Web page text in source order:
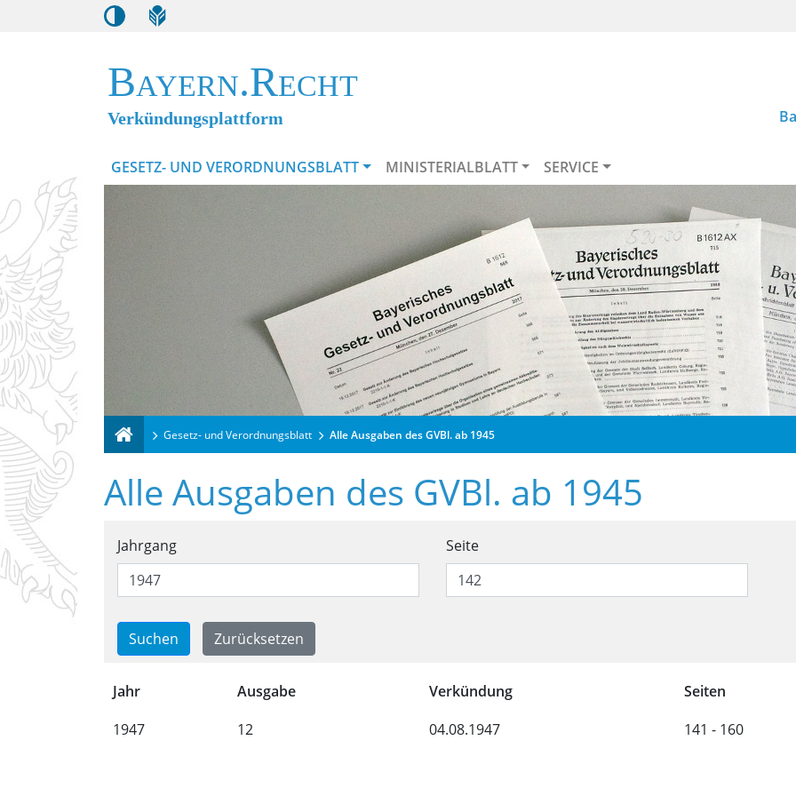
Bayern.Recht
Verkündungsplattform
GESETZ- UND VERORDNUNGSBLATT MINISTERIALBLATT SERVICE
Gesetz- und Verordnungsblatt Alle Ausgaben des GVBl. ab 1945
Alle Ausgaben des GVBl. ab 1945
Suchformular für alle Ausgaben des GVBl. ab 1945
Jahrgang Seite
Trefferliste für alle Ausgaben des GVBl. ab 1945
Jahr Ausgabe Verkündung
Seiten
1947
12 04.08.1947 141 - 160